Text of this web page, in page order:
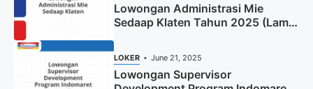
Lowongan Administrasi Mie
Sedaap Klaten Tahun 2025 (Lamar
LOKER June 21, 2025
Lowongan Supervisor